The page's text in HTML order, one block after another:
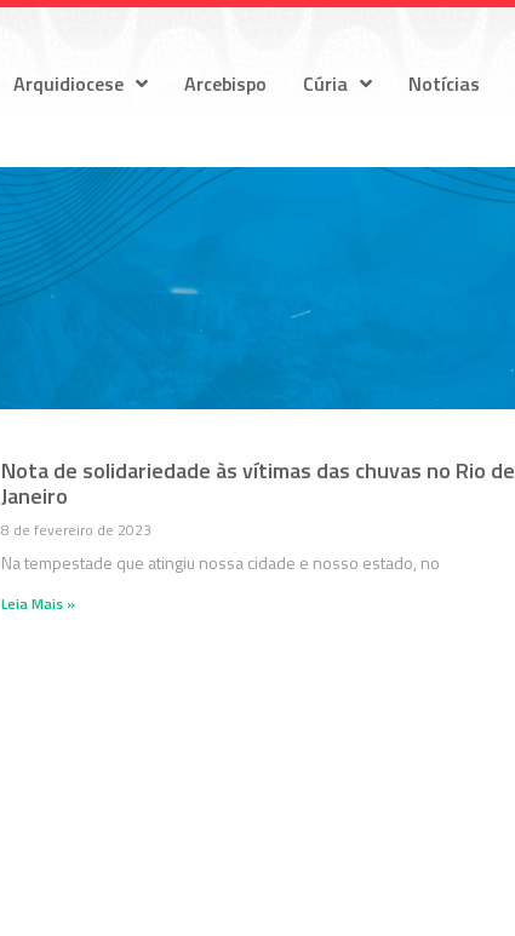
Arquidiocese Arcebispo Cúria Notícias
Nota de solidariedade às vítimas das chuvas no Rio de
Janeiro
8 de fevereiro de 2023
Na tempestade que atingiu nossa cidade e nosso estado, no
Leia Mais »